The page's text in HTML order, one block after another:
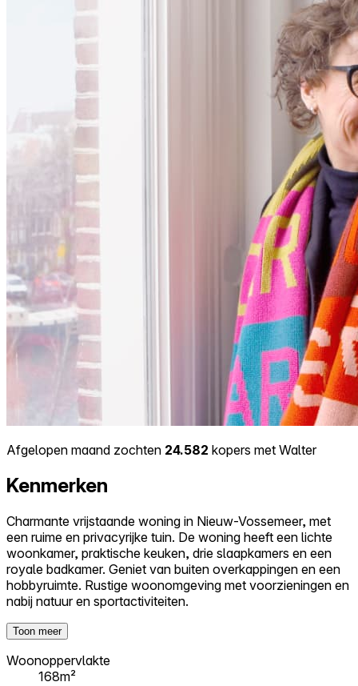
Afgelopen maand zochten 24.582 kopers met Walter
Kenmerken
Charmante vrijstaande woning in Nieuw-Vossemeer, met
een ruime en privacyrijke tuin. De woning heeft een lichte
woonkamer, praktische keuken, drie slaapkamers en een
royale badkamer. Geniet van buiten overkappingen en een
hobbyruimte. Rustige woonomgeving met voorzieningen en
nabij natuur en sportactiviteiten.
Toon meer
Woonoppervlakte
168m²